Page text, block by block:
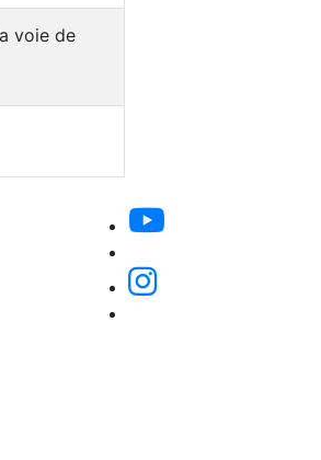
voie de